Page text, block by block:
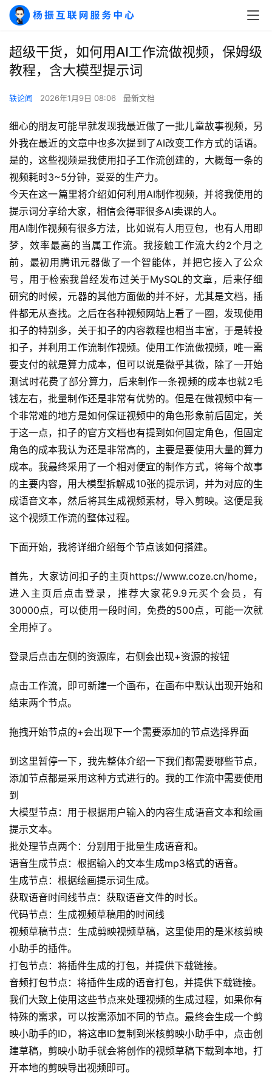
超级干货，如何用AI工作流做视频，保姆级
教程，含大模型提示词
轶论闻 2026年1月9日 08:06 最新文档
细心的朋友可能早就发现我最近做了一批儿童故事视频，另
外我在最近的文章中也多次提到了AI改变工作方式的话语。
是的，这些视频是我使用扣子工作流创建的，大概每一条的
视频耗时3~5分钟，妥妥的生产力。
今天在这一篇里将介绍如何利用AI制作视频，并将我使用的
提示词分享给大家，相信会得罪很多AI卖课的人。
用AI制作视频有很多方法，比如说有人用豆包，也有人用即
梦，效率最高的当属工作流。我接触工作流大约2个月之
前，最初用腾讯元器做了一个智能体，并把它接入了公众
号，用于检索我曾经发布过关于MySQL的文章，后来仔细
研究的时候，元器的其他方面做的并不好，尤其是文档，插
件都无从查找。之后在各种视频网站上看了一圈，发现使用
扣子的特别多，关于扣子的内容教程也相当丰富，于是转投
扣子，并利用工作流制作视频。使用工作流做视频，唯一需
要支付的就是算力成本，但可以说是微乎其微，除了一开始
测试时花费了部分算力，后来制作一条视频的成本也就2毛
钱左右，批量制作还是非常有优势的。但是在做视频中有一
个非常难的地方是如何保证视频中的角色形象前后固定，关
于这一点，扣子的官方文档也有提到如何固定角色，但固定
角色的成本我认为还是非常高的，主要是要使用大量的算力
成本。我最终采用了一个相对便宜的制作方式，将每个故事
的主要内容，用大模型拆解成10张的提示词，并为对应的生
成语音文本，然后将其生成视频素材，导入剪映。这便是我
这个视频工作流的整体过程。
下面开始，我将详细介绍每个节点该如何搭建。
首先，大家访问扣子的主页https://www.coze.cn/home，
进入主页后点击登录，推荐大家花9.9元买个会员，有
30000点，可以使用一段时间，免费的500点，可能一次就
全用掉了。
登录后点击左侧的资源库，右侧会出现+资源的按钮
点击工作流，即可新建一个画布，在画布中默认出现开始和
结束两个节点。
拖拽开始节点的+会出现下一个需要添加的节点选择界面
到这里暂停一下，我先整体介绍一下我们都需要哪些节点，
添加节点都是采用这种方式进行的。我的工作流中需要使用
到
大模型节点：用于根据用户输入的内容生成语音文本和绘画
提示文本。
批处理节点两个：分别用于批量生成语音和。
语音生成节点：根据输入的文本生成mp3格式的语音。
生成节点：根据绘画提示词生成。
获取语音时间线节点：获取语音文件的时长。
代码节点：生成视频草稿用的时间线
视频草稿节点：生成剪映视频草稿，这里使用的是米核剪映
小助手的插件。
打包节点：将插件生成的打包，并提供下载链接。
音频打包节点：将插件生成的语音打包，并提供下载链接。
我们大致上使用这些节点来处理视频的生成过程，如果你有
特殊的需求，可以按需添加不同的节点。最终会生成一个剪
映小助手的ID，将这串ID复制到米核剪映小助手中，点击创
建草稿，剪映小助手就会将创作的视频草稿下载到本地，打
开本地的剪映导出视频即可。